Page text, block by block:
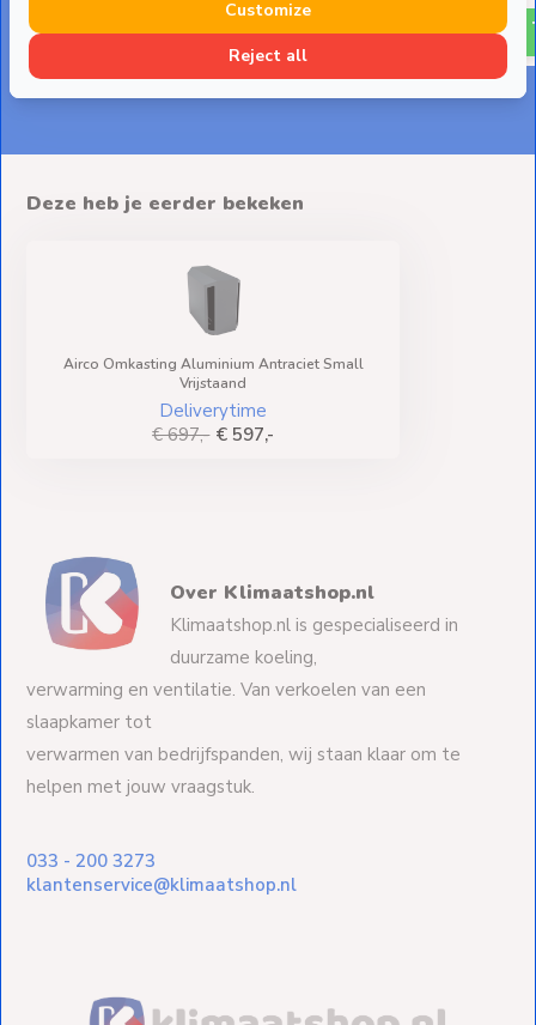
Deze heb je eerder bekeken
Airco Omkasting Aluminium Antraciet Small
Vrijstaand
Deliverytime
€ 697,- € 597,-
Over Klimaatshop.nl
Klimaatshop.nl is gespecialiseerd in
duurzame koeling,
verwarming en ventilatie. Van verkoelen van een
slaapkamer tot
verwarmen van bedrijfspanden, wij staan klaar om te
helpen met jouw vraagstuk.
033 - 200 3273
klantenservice@klimaatshop.nl
Reject all
Customize